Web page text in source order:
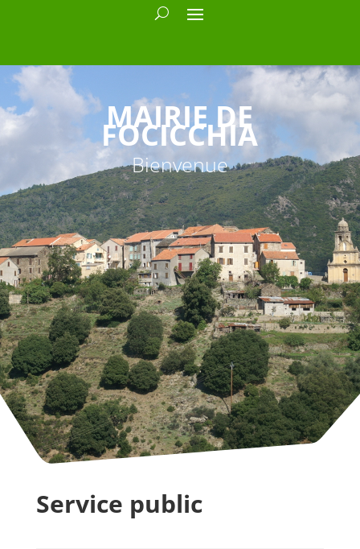
MAIRIE DE
FOCICCHIA
Bienvenue
Service public